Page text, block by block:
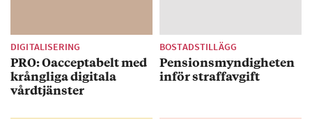
DIGITALISERING
PRO: Oacceptabelt med
krångliga digitala
vårdtjänster
BOSTADSTILLÄGG
Pensionsmyndigheten
inför straffavgift